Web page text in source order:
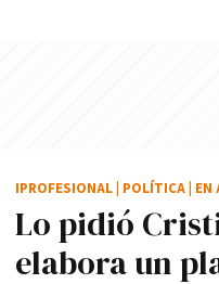
Lo pidió
elabora un
IPROFESIONAL POLÍTICA EN